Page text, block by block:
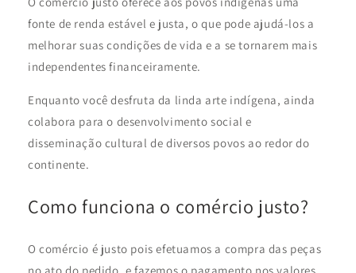
fonte de renda estável e justa, o que pode ajudá-los a
melhorar suas condições de vida e a se tornarem mais
independentes financeiramente.
Enquanto você desfruta da linda arte indígena, ainda
colabora para o desenvolvimento social e
disseminação cultural de diversos povos ao redor do
continente.
Como funciona o comércio justo?
O comércio é justo pois efetuamos a compra das peças